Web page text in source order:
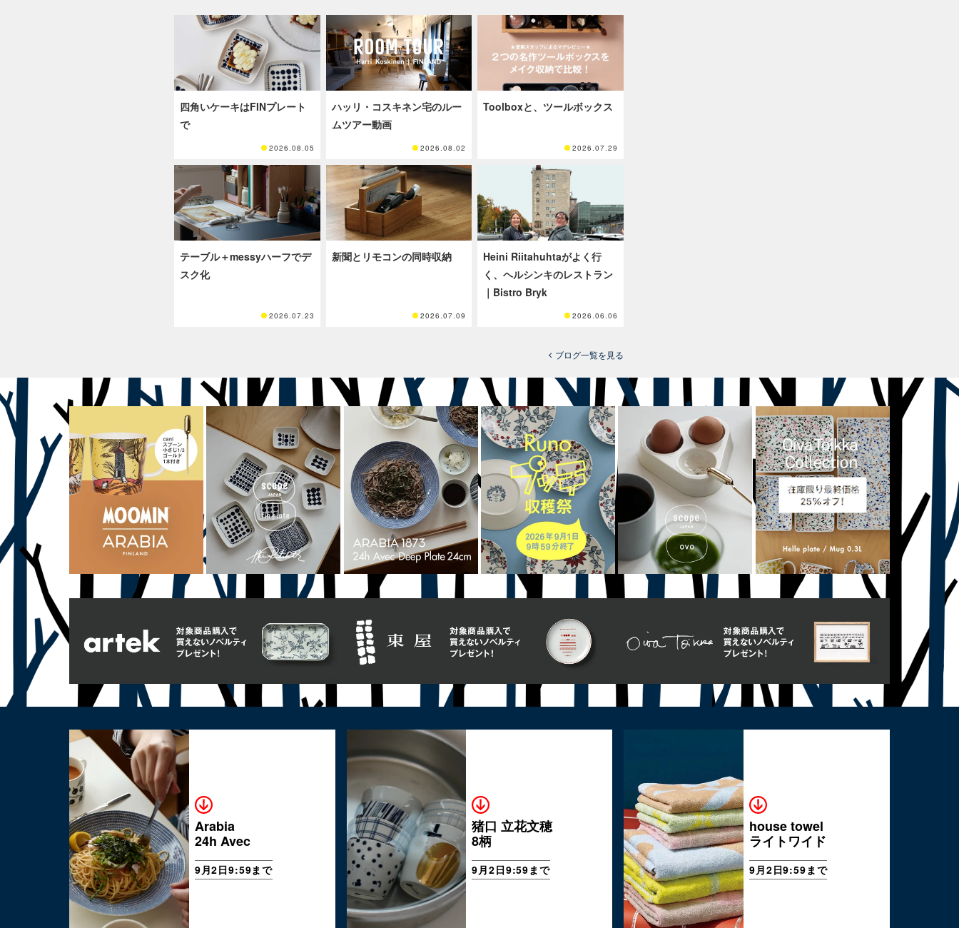
四角いケーキはFINプレート
で
2026.08.05
ハッリ・コスキネン宅のルー
ムツアー動画
2026.08.02
Toolboxと、ツールボックス
2026.07.29
テーブル＋messyハーフでデ
スク化
2026.07.23
新聞とリモコンの同時収納
2026.07.09
Heini Riitahuhtaがよく行
く、ヘルシンキのレストラン
｜Bistro Bryk
2026.06.06
ブログ一覧を見る
Arabia
24h Avec
9月2日9:59まで
猪口 立花文穂
8柄
9月2日9:59まで
house towel
ライトワイド
9月2日9:59まで